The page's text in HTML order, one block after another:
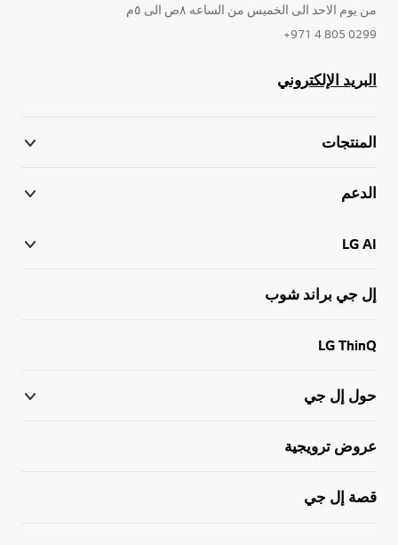
من يوم الاحد الى الخميس من الساعه ٨ص الى ٥م
0299 805 4 971+
البريد الإلكتروني
المنتجات
الدعم
LG AI
إل جي براند شوب
LG ThinQ
حول إل جي
عروض ترويجية
قصة إل جي